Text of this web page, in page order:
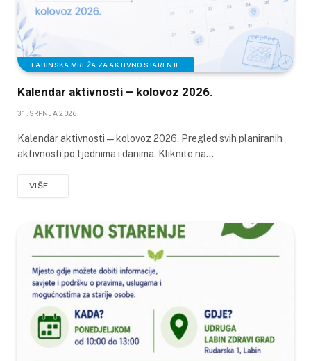
LABINSKA MREŽA ZA AKTIVNO STARENJE
Kalendar aktivnosti – kolovoz 2026.
31. SRPNJA 2026.
Kalendar aktivnosti — kolovoz 2026. Pregled svih planiranih
aktivnosti po tjednima i danima. Kliknite na…
VIŠE...